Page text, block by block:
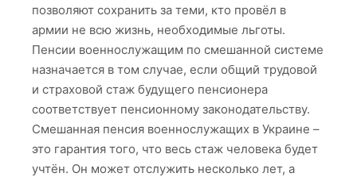
позволяют сохранить за теми, кто провёл в
армии не всю жизнь, необходимые льготы.
Пенсии военнослужащим по смешанной системе
назначается в том случае, если общий трудовой
и страховой стаж будущего пенсионера
соответствует пенсионному законодательству.
Смешанная пенсия военнослужащих в Украине –
это гарантия того, что весь стаж человека будет
учтён. Он может отслужить несколько лет, а